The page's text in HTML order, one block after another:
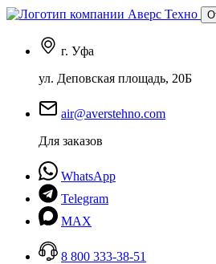
г. Уфа
ул. Деповская площадь, 20Б
air@averstehno.com
Для заказов
WhatsApp
Telegram
MAX
8 800 333-38-51